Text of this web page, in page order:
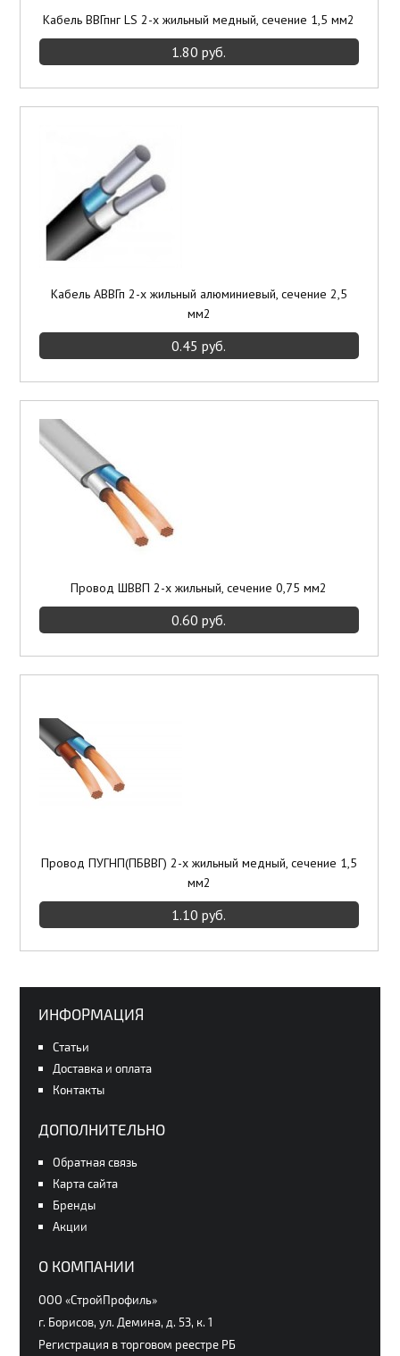
Кабель ВВГпнг LS 2-х жильный медный, сечение 1,5 мм2
1.80 руб.
Кабель АВВГп 2-х жильный алюминиевый, сечение 2,5
мм2
0.45 руб.
Провод ШВВП 2-х жильный, сечение 0,75 мм2
0.60 руб.
Провод ПУГНП(ПБВВГ) 2-х жильный медный, сечение 1,5
мм2
1.10 руб.
ИНФОРМАЦИЯ
Статьи
Доставка и оплата
Контакты
ДОПОЛНИТЕЛЬНО
Обратная связь
Карта сайта
Бренды
Акции
О КОМПАНИИ
ООО «СтройПрофиль»
г. Борисов, ул. Демина, д. 53, к. 1
Регистрация в торговом реестре РБ